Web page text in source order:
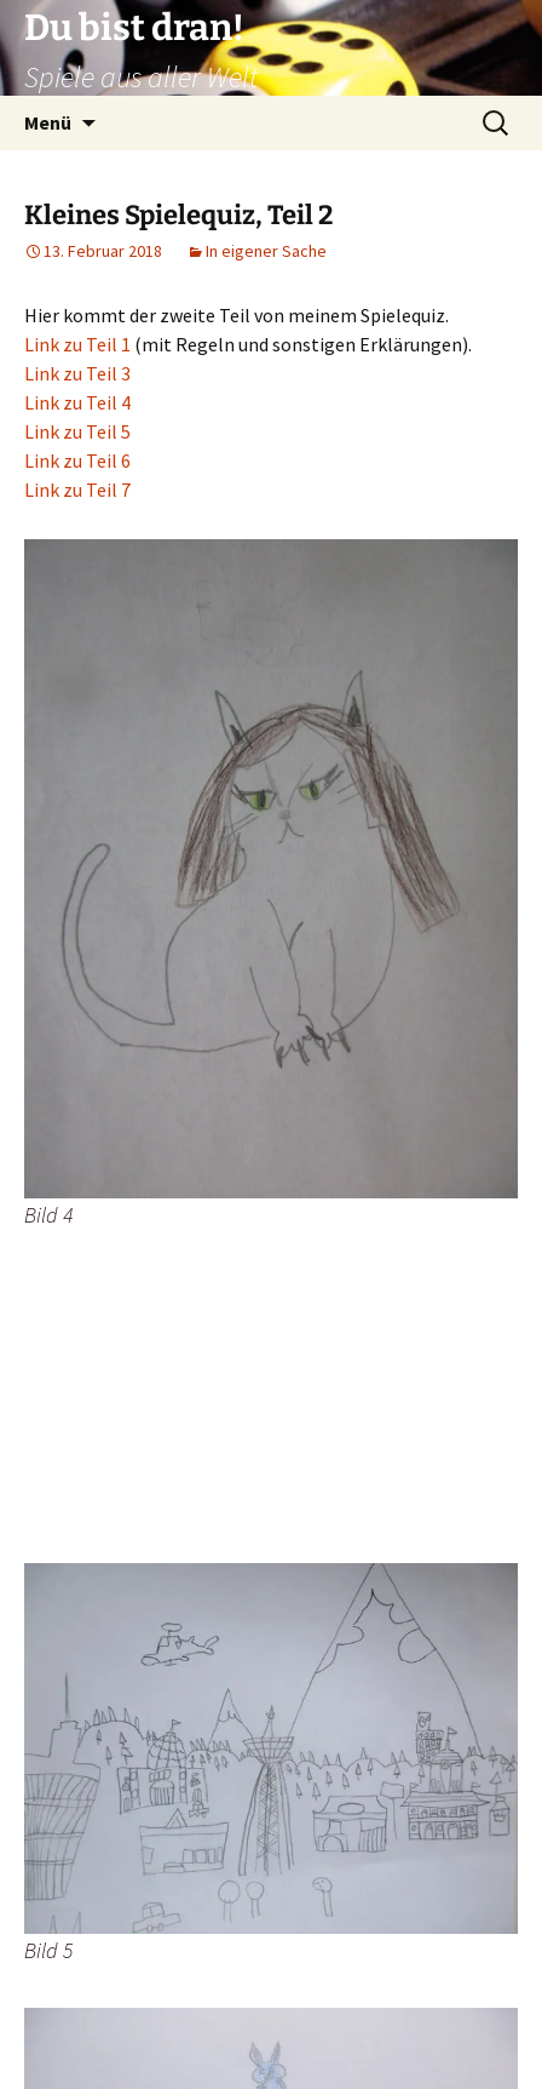
Zum
Inhalt
springen
Du bist dran!
Spiele aus aller Welt
Menü
Suchen
nach:
Kleines Spielequiz, Teil 2
13. Februar 2018 In eigener Sache
Hier kommt der zweite Teil von meinem Spielequiz.
Link zu Teil 1 (mit Regeln und sonstigen Erklärungen).
Link zu Teil 3
Link zu Teil 4
Link zu Teil 5
Link zu Teil 6
Link zu Teil 7
Bild 4
Bild 5